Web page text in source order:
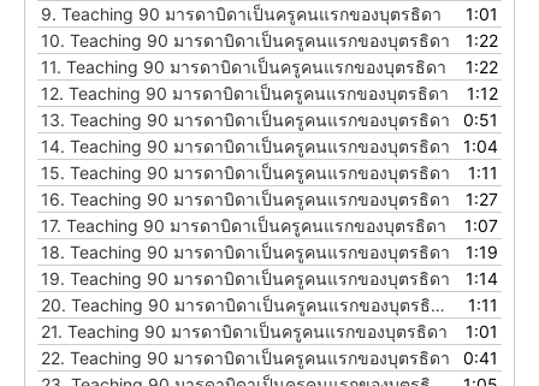
9. Teaching 90 มารดาบิดาเป็นครูคนแรกของบุตรธิดา
1:01
10. Teaching 90 มารดาบิดาเป็นครูคนแรกของบุตรธิดา
1:22
11. Teaching 90 มารดาบิดาเป็นครูคนแรกของบุตรธิดา
1:22
12. Teaching 90 มารดาบิดาเป็นครูคนแรกของบุตรธิดา
1:12
13. Teaching 90 มารดาบิดาเป็นครูคนแรกของบุตรธิดา
0:51
14. Teaching 90 มารดาบิดาเป็นครูคนแรกของบุตรธิดา
1:04
15. Teaching 90 มารดาบิดาเป็นครูคนแรกของบุตรธิดา
1:11
16. Teaching 90 มารดาบิดาเป็นครูคนแรกของบุตรธิดา
1:27
17. Teaching 90 มารดาบิดาเป็นครูคนแรกของบุตรธิดา
1:07
18. Teaching 90 มารดาบิดาเป็นครูคนแรกของบุตรธิดา
1:19
19. Teaching 90 มารดาบิดาเป็นครูคนแรกของบุตรธิดา
1:14
20. Teaching 90 มารดาบิดาเป็นครูคนแรกของบุตรธิดา
1:11
21. Teaching 90 มารดาบิดาเป็นครูคนแรกของบุตรธิดา
1:01
22. Teaching 90 มารดาบิดาเป็นครูคนแรกของบุตรธิดา
0:41